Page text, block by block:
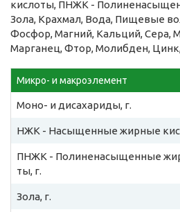
кислоты, ПНЖК -
Зола, Крахмал, Вода, Пищевые
Фосфор, Магний, Кальций, Сера,
Марганец, Фтор, Молибден,
Микро- и макроэлемент
Моно- и дисахариды, г.
НЖК - Насыщенные жирные
ПНЖК - Полиненасыщенные
ты, г.
Зола, г.